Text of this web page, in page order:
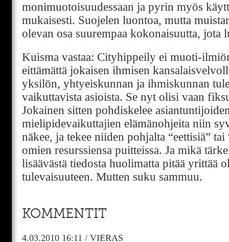
monimuotoisuudessaan ja pyrin myös
mukaisesti. Suojelen luontoa, mutta
olevan osa suurempaa kokonaisuutta, jota
Kuisma vastaa: Cityhippeily ei muoti-
eittämättä jokaisen ihmisen
yksilön, yhtyeiskunnan ja ihmiskunnan
vaikuttavista asioista. Se nyt olisi vaan
Jokainen sitten pohdiskelee
mielipidevaikuttajien elämänohjeita niin
näkee, ja tekee niiden pohjalta “eettisiä”
omien resurssiensa puitteissa. Ja mikä
lisäävästä tiedosta huolimatta pitää yrittää
tulevaisuuteen. Mutten suku sammuu.
KOMMENTIT
4.03.2010 16:11 / VIERAS